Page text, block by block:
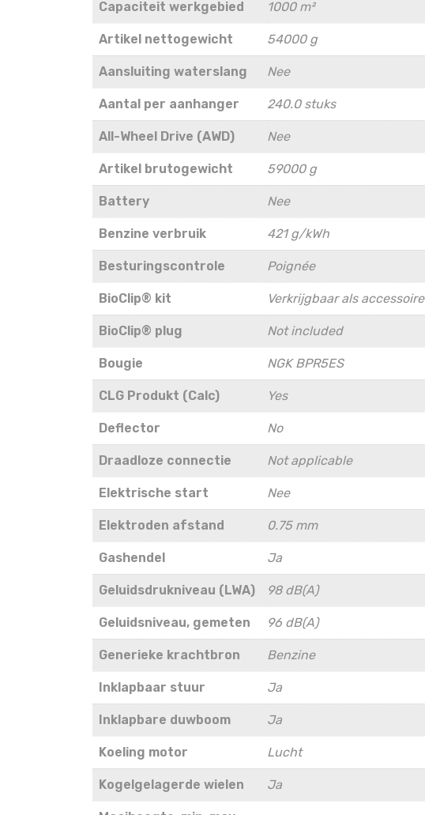
Capaciteit werkgebied 1000 m²
Artikel nettogewicht 54000 g
Aansluiting waterslang Nee
Aantal per aanhanger 240.0 stuks
All-Wheel Drive (AWD) Nee
Artikel brutogewicht 59000 g
Battery Nee
Benzine verbruik 421 g/kWh
Besturingscontrole Poignée
BioClip® kit Verkrijgbaar als accessoire
BioClip® plug Not included
Bougie NGK BPR5ES
CLG Produkt (Calc) Yes
Deflector No
Draadloze connectie Not applicable
Elektrische start Nee
Elektroden afstand 0.75 mm
Gashendel Ja
Geluidsdrukniveau (LWA) 98 dB(A)
Geluidsniveau, gemeten 96 dB(A)
Generieke krachtbron Benzine
Inklapbaar stuur Ja
Inklapbare duwboom Ja
Koeling motor Lucht
Kogelgelagerde wielen Ja